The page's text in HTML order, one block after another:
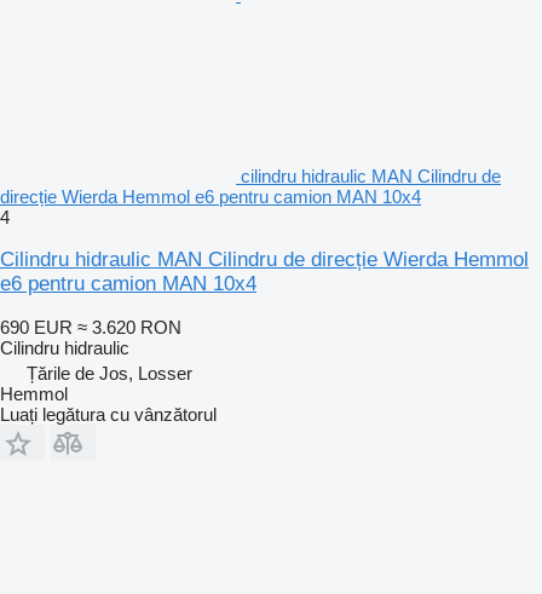
cilindru hidraulic MAN Cilindru de
direcție Wierda Hemmol e6 pentru camion MAN 10x4
4
Cilindru hidraulic MAN Cilindru de direcție Wierda Hemmol
e6 pentru camion MAN 10x4
690 EUR ≈ 3.620 RON
Cilindru hidraulic
Țările de Jos, Losser
Hemmol
Luați legătura cu vânzătorul